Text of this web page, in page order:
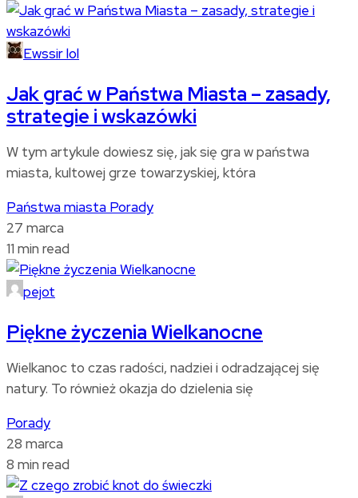
Ewssir lol
Jak grać w Państwa Miasta – zasady,
strategie i wskazówki
W tym artykule dowiesz się, jak się gra w państwa
miasta, kultowej grze towarzyskiej, która
Państwa miasta Porady
27 marca
11 min read
pejot
Piękne życzenia Wielkanocne
Wielkanoc to czas radości, nadziei i odradzającej się
natury. To również okazja do dzielenia się
Porady
28 marca
8 min read